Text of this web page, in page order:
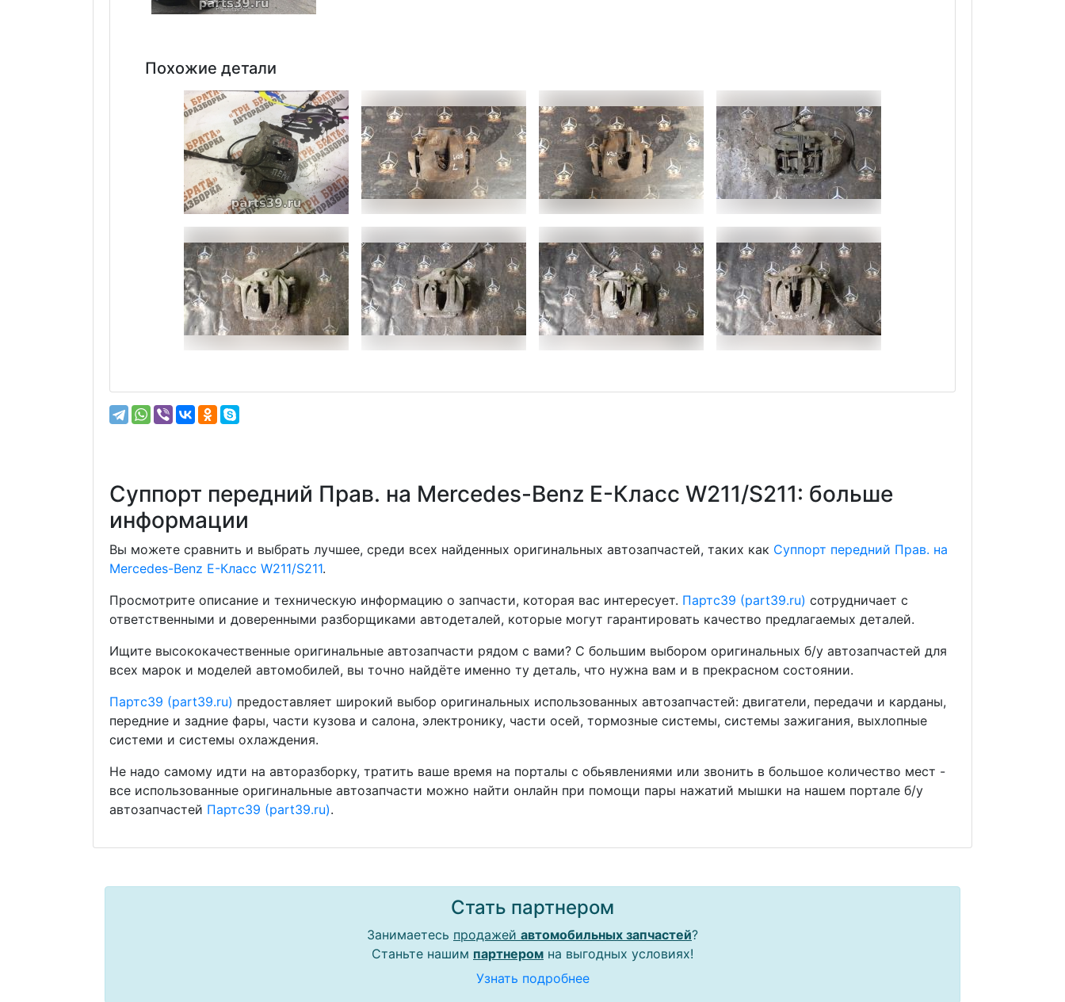
Похожие детали
Суппорт передний Прав. на Mercedes-Benz E-Класс W211/S211: больше
информации
Вы можете сравнить и выбрать лучшее, среди всех найденных оригинальных автозапчастей, таких как Суппорт передний Прав. на
Mercedes-Benz E-Класс W211/S211.
Просмотрите описание и техническую информацию о запчасти, которая вас интересует. Партс39 (part39.ru) сотрудничает с
ответственными и доверенными разборщиками автодеталей, которые могут гарантировать качество предлагаемых деталей.
Ищите высококачественные оригинальные автозапчасти рядом с вами? С большим выбором оригинальных б/у автозапчастей для
всех марок и моделей автомобилей, вы точно найдёте именно ту деталь, что нужна вам и в прекрасном состоянии.
Партс39 (part39.ru) предоставляет широкий выбор оригинальных использованных автозапчастей: двигатели, передачи и карданы,
передние и задние фары, части кузова и салона, электронику, части осей, тормозные системы, системы зажигания, выхлопные
системи и системы охлаждения.
Не надо самому идти на авторазборку, тратить ваше время на порталы с обьявлениями или звонить в большое количество мест -
все использованные оригинальные автозапчасти можно найти онлайн при помощи пары нажатий мышки на нашем портале б/у
автозапчастей Партс39 (part39.ru).
Стать партнером
Занимаетесь продажей автомобильных запчастей?
Станьте нашим партнером на выгодных условиях!
Узнать подробнее